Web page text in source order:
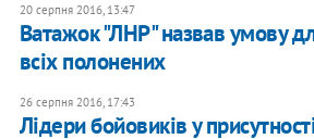
20 серпня 2016, 13:47
Ватажок "ЛНР" назвав умову
всіх полонених
26 серпня 2016, 17:43
Лідери бойовиків у